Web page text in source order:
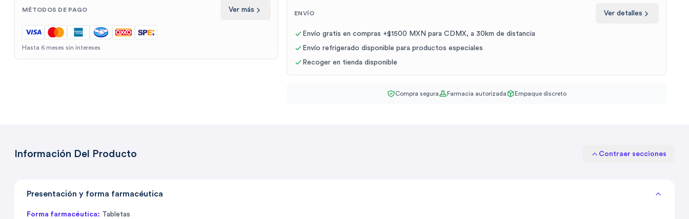
MÉTODOS DE PAGO Ver más
Hasta 6 meses sin intereses
ENVÍO Ver detalles
Envío gratis en compras +$1500 MXN para CDMX, a 30km de distancia
Envío refrigerado disponible para productos especiales
Recoger en tienda disponible
Compra segura Farmacia autorizada Empaque discreto
Información Del Producto Contraer secciones
Presentación y forma farmacéutica
Forma farmacéutica: Tabletas